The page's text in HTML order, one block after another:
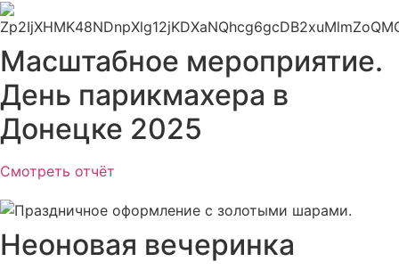
Масштабное мероприятие.
День парикмахера в
Донецке 2025
Смотреть отчёт
Неоновая вечеринка